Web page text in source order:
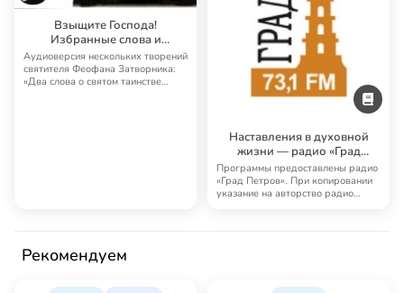
Взыщите Господа!
Избранные слова и
поучения
Аудиоверсия нескольких творений
святителя Феофана Затворника:
«Два слова о святом таинстве
Наставления в духовной
жизни — радио «Град
Петров»
Программы предоставлены радио
«Град Петров». При копировании
указание на авторство радио
Рекомендуем